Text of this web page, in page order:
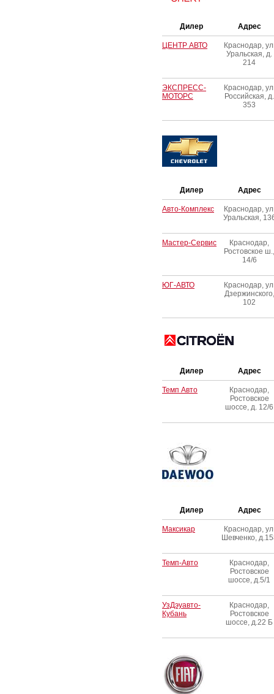
Дилер Адрес
ЦЕНТР АВТО
Краснодар,
Уральская, д.
214
ЭКСПРЕСС-
МОТОРС
Краснодар,
Российская, д.
353
Дилер Адрес
Авто-Комплекс
Краснодар,
Уральская,
Мастер-Сервис
Краснодар,
Ростовское ш.,
14/6
ЮГ-АВТО
Краснодар,
Дзержинского,
102
Дилер Адрес
Темп Авто
Краснодар,
Ростовское
шоссе, д. 12/6
Дилер Адрес
Максикар
Краснодар,
Шевченко,
Темп-Авто
Краснодар,
Ростовское
шоссе, д.5/1
УзДэуавто-
Кубань
Краснодар,
Ростовское
шоссе, д.22 Б